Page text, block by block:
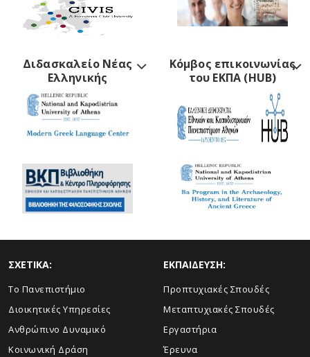
Διδασκαλείο Νέας
Ελληνικής
Κόμβος επικοινωνίας
του ΕΚΠΑ (HUB)
ΣΧΕΤΙΚΑ:
Το Πανεπιστήμιο
Διοικητικές Υπηρεσίες
Ανθρώπινο Δυναμικό
Κοινωνική Δράση
ΕΚΠΑΙΔΕΥΣΗ:
Προπτυχιακές Σπουδές
Μεταπτυχιακές Σπουδές
Εργαστήρια
Έρευνα